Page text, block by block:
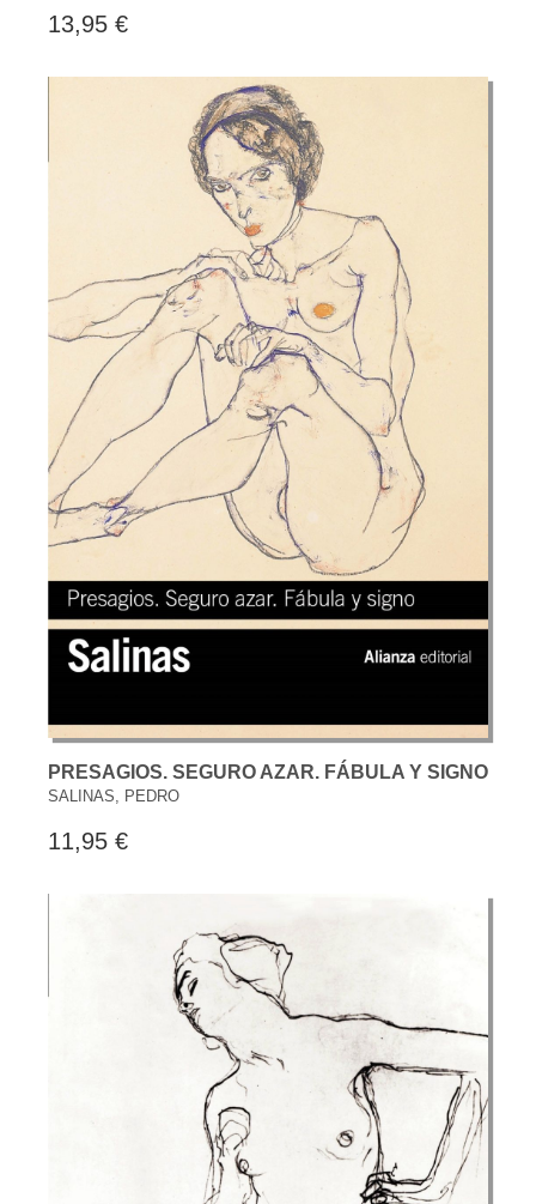
13,95 €
PRESAGIOS. SEGURO AZAR. FÁBULA Y SIGNO
SALINAS, PEDRO
11,95 €